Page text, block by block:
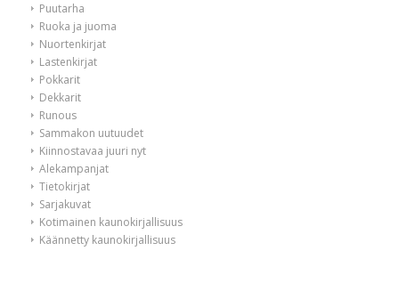
Puutarha
Ruoka ja juoma
Nuortenkirjat
Lastenkirjat
Pokkarit
Dekkarit
Runous
Sammakon uutuudet
Kiinnostavaa juuri nyt
Alekampanjat
Tietokirjat
Sarjakuvat
Kotimainen kaunokirjallisuus
Käännetty kaunokirjallisuus